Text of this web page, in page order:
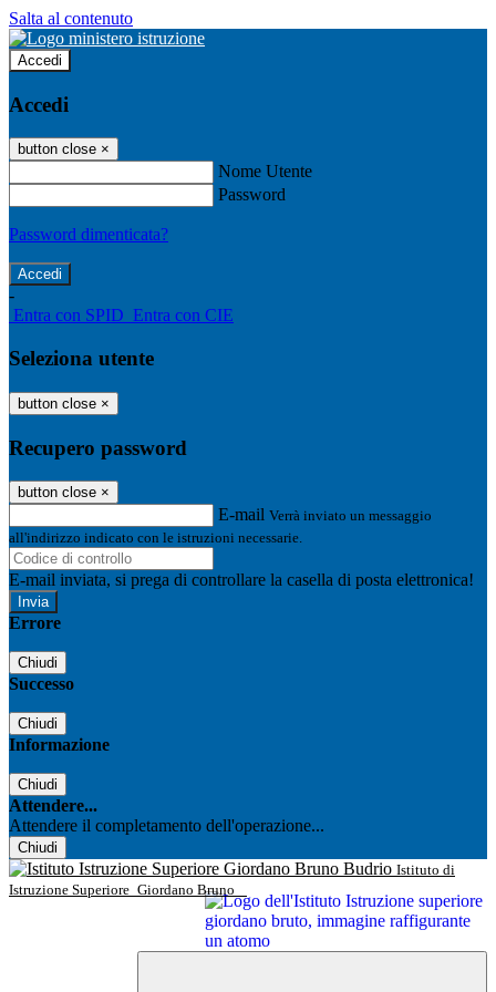
Salta al contenuto
Accedi
Accedi
button close ×
Nome Utente
Password
Password dimenticata?
-
Entra con SPID Entra con CIE
Seleziona utente
button close ×
Recupero password
button close ×
E-mail Verrà inviato un messaggio
all'indirizzo indicato con le istruzioni necessarie.
E-mail inviata, si prega di controllare la casella di posta elettronica!
Errore
Chiudi
Successo
Chiudi
Informazione
Chiudi
Attendere...
Attendere il completamento dell'operazione...
Chiudi
Istituto di
Istruzione Superiore Giordano Bruno